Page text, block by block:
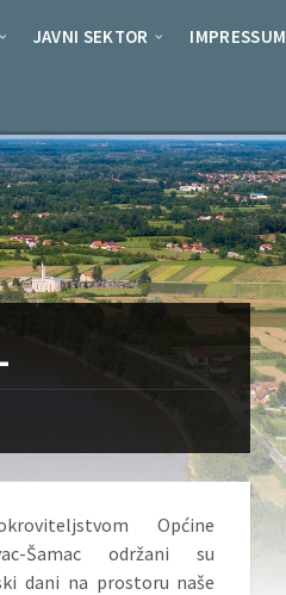
JAVNI SEKTOR IMPRESSUM
Općine
Šamac održani su
dani na prostoru naše